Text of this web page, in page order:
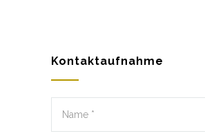
Kontaktaufnahme